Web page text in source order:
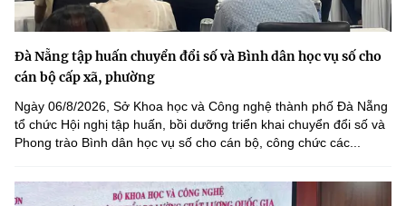
Đà Nẵng tập huấn chuyển đổi số và Bình dân học vụ số cho
cán bộ cấp xã, phường
Ngày 06/8/2026, Sở Khoa học và Công nghệ thành phố Đà Nẵng
tổ chức Hội nghị tập huấn, bồi dưỡng triển khai chuyển đổi số và
Phong trào Bình dân học vụ số cho cán bộ, công chức các...